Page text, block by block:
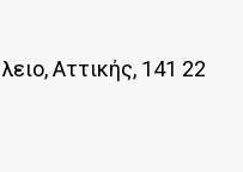
Αττικής, 141 22